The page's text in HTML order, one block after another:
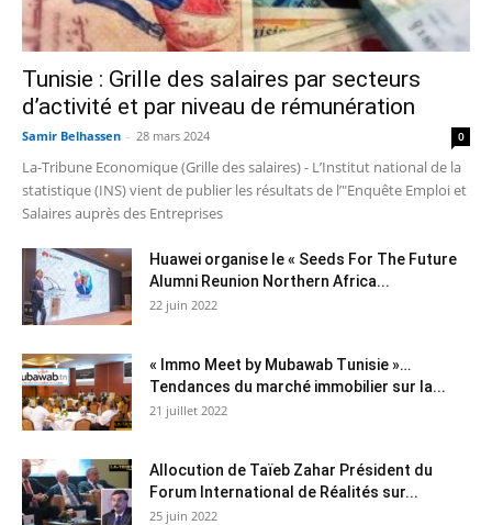
Tunisie : Grille des salaires par secteurs
d’activité et par niveau de rémunération
Samir Belhassen - 28 mars 2024 0
La-Tribune Economique (Grille des salaires) - L’Institut national de la
statistique (INS) vient de publier les résultats de l’"Enquête Emploi et
Salaires auprès des Entreprises
Huawei organise le « Seeds For The Future
Alumni Reunion Northern Africa...
22 juin 2022
« Immo Meet by Mubawab Tunisie »…
Tendances du marché immobilier sur la...
21 juillet 2022
Allocution de Taïeb Zahar Président du
Forum International de Réalités sur...
25 juin 2022